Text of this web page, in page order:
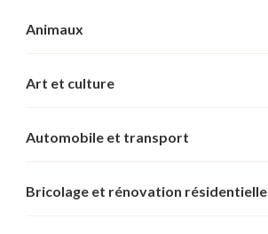
Animaux
Art et culture
Automobile et transport
Bricolage et rénovation résidentielle